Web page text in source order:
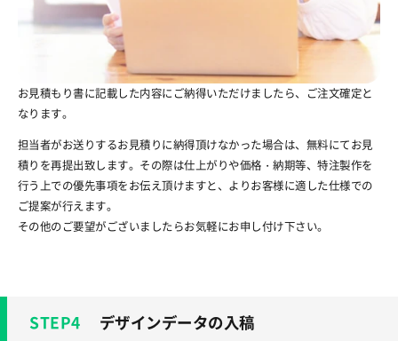
お見積もり書に記載した内容にご納得いただけましたら、ご注文確定と
なります。
担当者がお送りするお見積りに納得頂けなかった場合は、無料にてお見
積りを再提出致します。その際は仕上がりや価格・納期等、特注製作を
行う上での優先事項をお伝え頂けますと、よりお客様に適した仕様での
ご提案が行えます。
その他のご要望がございましたらお気軽にお申し付け下さい。
デザインデータの入稿